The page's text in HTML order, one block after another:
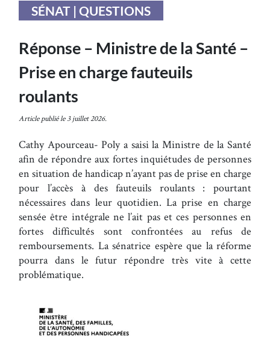
SÉNAT | QUESTIONS
Réponse – Ministre de la Santé –
Prise en charge fauteuils
roulants
Article publié le 3 juillet 2026.
Cathy Apourceau- Poly a saisi la Ministre de la Santé
afin de répondre aux fortes inquiétudes de personnes
en situation de handicap n’ayant pas de prise en charge
pour l’accès à des fauteuils roulants : pourtant
nécessaires dans leur quotidien. La prise en charge
sensée être intégrale ne l’ait pas et ces personnes en
fortes difficultés sont confrontées au refus de
remboursements. La sénatrice espère que la réforme
pourra dans le futur répondre très vite à cette
problématique.